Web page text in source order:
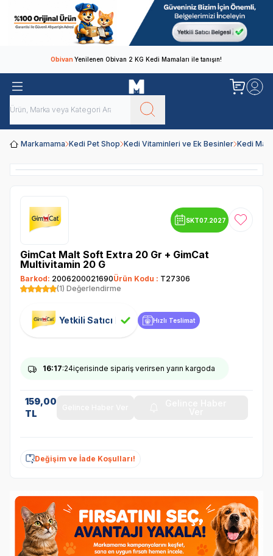
ObivanYenilenen Obivan 2 KG Kedi Mamaları ile tanışın!
Markamama Kedi Pet Shop Kedi Vitaminleri ve Ek Besinler Kedi Maltı
SKT07.2027 Favoriye
GimCat Malt Soft Extra 20 Gr + GimCat
Multivitamin 20 G
Barkod: 2006200021690Ürün Kodu : T27306
(1) Değerlendirme
Yetkili Satıcı Hızlı Teslimat
16:17:24içerisinde sipariş verirsen yarın kargoda
159,00
TL
Değişim ve İade Koşulları!